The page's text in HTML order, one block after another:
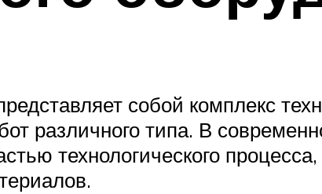
собой комплекс
различного типа. В
технологического